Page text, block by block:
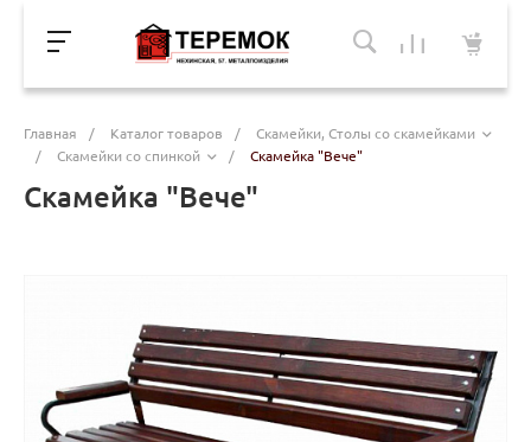
Главная / Каталог товаров /
Скамейки, Столы со скамейками
/
Скамейки со спинкой / Скамейка "Вече"
Скамейка "Вече"